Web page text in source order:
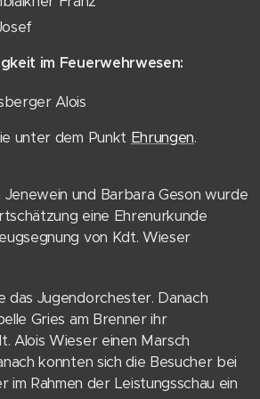
im Feuerwehrwesen:
Alois
unter dem Punkt Ehrungen.
und Barbara Geson wurde
eine Ehrenurkunde
von Kdt. Wieser
das Jugendorchester. Danach
Gries am Brenner ihr
Alois Wieser einen Marsch
konnten sich die Besucher bei
im Rahmen der Leistungsschau ein